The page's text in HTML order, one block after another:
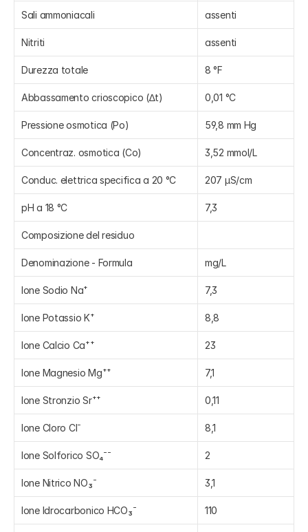
Sali ammoniacali assenti
Nitriti assenti
Durezza totale 8 °F
Abbassamento crioscopico (∆t) 0,01 °C
Pressione osmotica (Po) 59,8 mm Hg
Concentraz. osmotica (Co) 3,52 mmol/L
Conduc. elettrica specifica a 20 °C 207 µS/cm
pH a 18 °C 7,3
Composizione del residuo
Denominazione - Formula mg/L
Ione Sodio Na⁺ 7,3
Ione Potassio K⁺ 8,8
Ione Calcio Ca⁺⁺ 23
Ione Magnesio Mg⁺⁺ 7,1
Ione Stronzio Sr⁺⁺ 0,11
Ione Cloro CI⁻ 8,1
Ione Solforico SO₄⁻⁻ 2
Ione Nitrico NO₃⁻ 3,1
Ione Idrocarbonico HCO₃⁻ 110